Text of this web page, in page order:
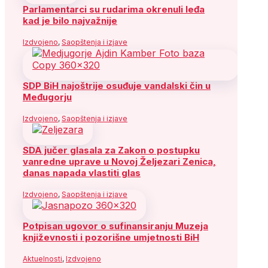
Parlamentarci su rudarima okrenuli leđa
kad je bilo najvažnije
Izdvojeno, Saopštenja i izjave
SDP BiH najoštrije osuđuje vandalski čin u
Međugorju
Izdvojeno, Saopštenja i izjave
SDA jučer glasala za Zakon o postupku
vanredne uprave u Novoj Željezari Zenica,
danas napada vlastiti glas
Izdvojeno, Saopštenja i izjave
Potpisan ugovor o sufinansiranju Muzeja
književnosti i pozorišne umjetnosti BiH
Aktuelnosti, Izdvojeno